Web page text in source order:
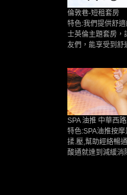
倫敦巷-短租套房
特色:我們提供舒
士英倫主題套房，
友們，能享受到舒
SPA 油推 中華西
特色:SPA油推按
揉.壓,幫助經絡暢
酸通就達到減緩消